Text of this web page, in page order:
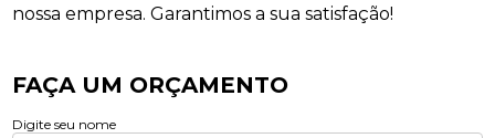
nossa empresa. Garantimos a sua satisfação!
FAÇA UM ORÇAMENTO
Digite seu nome